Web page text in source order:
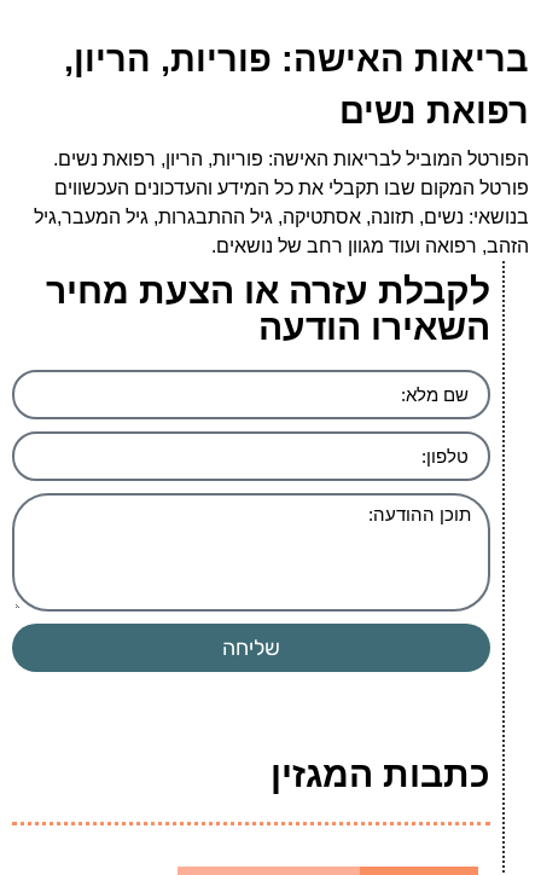
בריאות האישה: פוריות, הריון,
רפואת נשים
הפורטל המוביל לבריאות האישה: פוריות, הריון, רפואת נשים.
פורטל המקום שבו תקבלי את כל המידע והעדכונים העכשווים
בנושאי: נשים, תזונה, אסתטיקה, גיל ההתבגרות, גיל המעבר,גיל
הזהב, רפואה ועוד מגוון רחב של נושאים.
לקבלת עזרה או הצעת מחיר
השאירו הודעה
שליחה
כתבות המגזין